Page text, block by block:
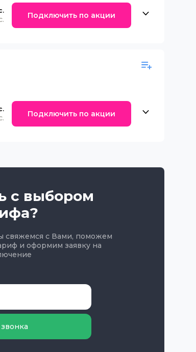
Подключить по акции
Подключить по акции
с выбором
свяжемся с Вами, поможем
и оформим заявку на